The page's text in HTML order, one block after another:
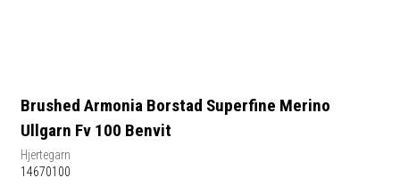
Brushed Armonia Borstad Superfine Merino
Ullgarn Fv 100 Benvit
Hjertegarn
14670100